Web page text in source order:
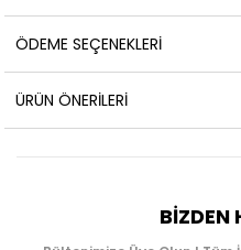
ÖDEME SEÇENEKLERI
ÜRÜN ÖNERILERI
BIZDEN